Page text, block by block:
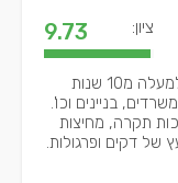
ציון: 9.73
אלדד שרידק, קבלן צבע וגבס במרכז. עם למעלה מ10 שנות
בניינים וכו'.
תקרה, מחיצות
של דקים ופרגולות.